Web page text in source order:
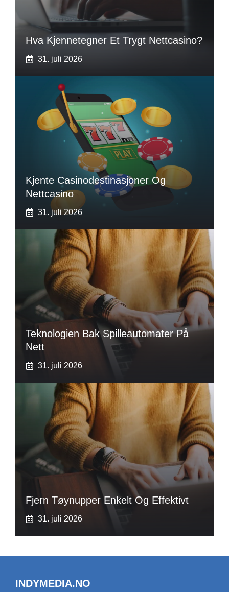
Hva Kjennetegner Et Trygt Nettcasino?
31. juli 2026
Kjente Casinodestinasjoner Og
Nettcasino
31. juli 2026
Teknologien Bak Spilleautomater På
Nett
31. juli 2026
Fjern Tøynupper Enkelt Og Effektivt
31. juli 2026
INDYMEDIA.NO